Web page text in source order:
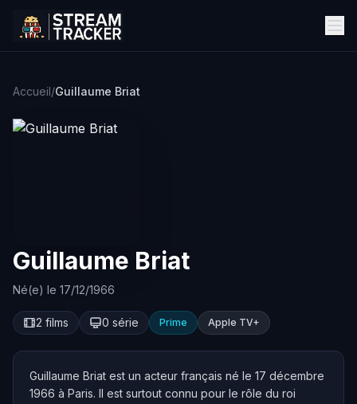
Accueil/Guillaume Briat
Guillaume Briat
Né(e) le 17/12/1966
2 films 0 série Prime Apple TV+
Guillaume Briat est un acteur français né le 17 décembre
1966 à Paris. Il est surtout connu pour le rôle du roi